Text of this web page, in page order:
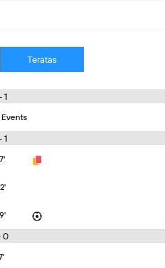
Teratas
1
Events
1
0